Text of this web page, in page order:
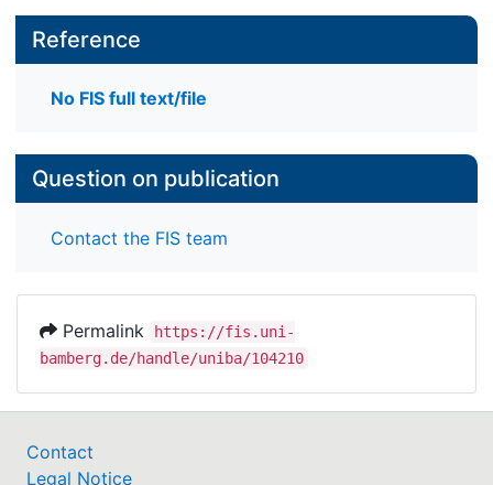
Reference
No FIS full text/file
Question on publication
Contact the FIS team
Permalink
https://fis.uni-
bamberg.de/handle/uniba/104210
Contact
Legal Notice